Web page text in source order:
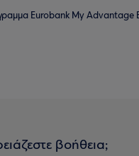
Eurobank My Advantage
βοήθεια;